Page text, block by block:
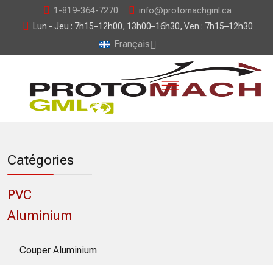
1-819-364-7270
info@protomachgml.ca
Lun - Jeu : 7h15–12h00, 13h00–16h30, Ven : 7h15–12h30
Français
Catégories
PVC
Aluminium
Couper Aluminium